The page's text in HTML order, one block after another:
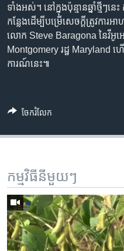
កាន់​
ទំព័រ​
ស្វែង​
ភាសា
ទាំងអស់។ នៅ​ក្នុង​ប៉ុន្មាន​ឆ្នាំ​ថ្មីៗ​
កន្លែង​ដើម្បី​បម្រើ​សេចក្តី​ត្រូវកា
លោក Steve Baragona នៃ​វីអូអ
Montgomery រដ្ឋ Maryland
ការណ៍​នេះ៕
ចែករំលែក
កម្មវិធី​នីមួយៗ